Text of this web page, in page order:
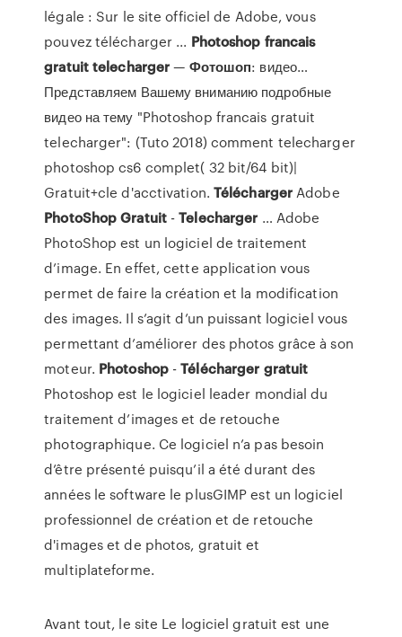
légale : Sur le site officiel de Adobe, vous
pouvez télécharger ... Photoshop francais
gratuittelecharger— Фотошоп: видео…
Представляем Вашему вниманию подробные
видео на тему "Photoshop francais gratuit
telecharger": (Tuto 2018) comment telecharger
photoshop cs6 complet( 32 bit/64 bit)|
Gratuit+cle d'acctivation. TéléchargerAdobe
PhotoShop Gratuit-Telecharger … Adobe
PhotoShop est un logiciel de traitement
d’image. En effet, cette application vous
permet de faire la création et la modification
des images. Il s’agit d’un puissant logiciel vous
permettant d’améliorer des photos grâce à son
moteur. Photoshop-Télécharger gratuit
Photoshop est le logiciel leader mondial du
traitement d’images et de retouche
photographique. Ce logiciel n’a pas besoin
d’être présenté puisqu’il a été durant des
années le software le plusGIMP est un logiciel
professionnel de création et de retouche
d'images et de photos, gratuit et
multiplateforme.
Avant tout, le site Le logiciel gratuit est une